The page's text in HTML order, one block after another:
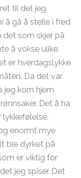
til det jeg
å gå å stelle i fred
det som skjer på
å vokse ulike
er hverdagslykke
Da det var
jeg kom hjem
Det å ha
enormt mye
ble dyrket på
er viktig for
jeg spiser. Det